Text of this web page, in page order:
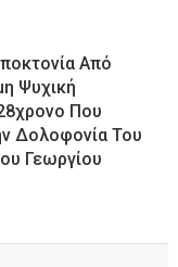
Από
Ψυχική
Που
Δολοφονία Του
Γεωργίου